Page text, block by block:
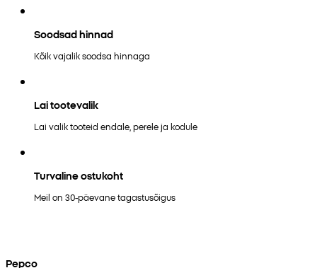
Soodsad hinnad
Kõik vajalik soodsa hinnaga
Lai tootevalik
Lai valik tooteid endale, perele ja kodule
Turvaline ostukoht
Meil on 30-päevane tagastusõigus
Pepco